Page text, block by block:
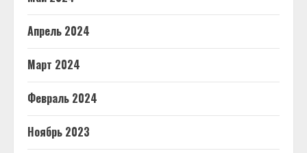
Апрель 2024
Март 2024
Февраль 2024
Ноябрь 2023